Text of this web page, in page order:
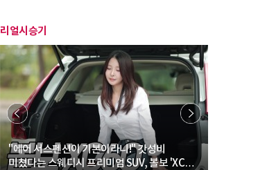
리얼시승기
"에어 서스펜션이 기본이라니!" 갓성비
미쳤다는 스웨디시 프리미엄 SUV, 볼보 'XC60